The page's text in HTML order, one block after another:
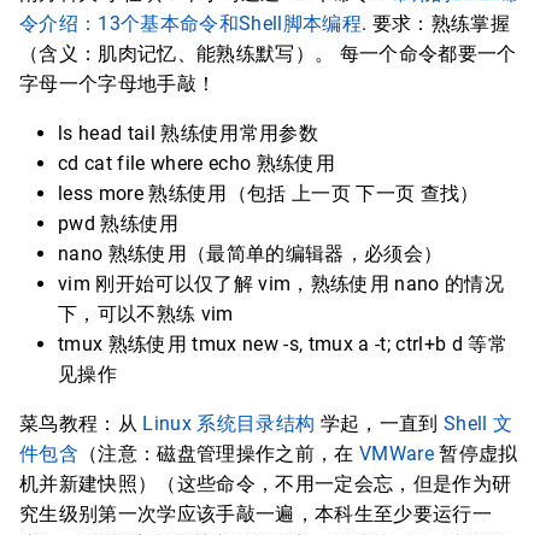
令介绍：13个基本命令和Shell脚本编程. 要求：熟练掌握
（含义：肌肉记忆、能熟练默写）。 每一个命令都要一个
字母一个字母地手敲！
ls head tail 熟练使用常用参数
cd cat file where echo 熟练使用
less more 熟练使用（包括 上一页 下一页 查找）
pwd 熟练使用
nano 熟练使用（最简单的编辑器，必须会）
vim 刚开始可以仅了解 vim，熟练使用 nano 的情况
下，可以不熟练 vim
tmux 熟练使用 tmux new -s, tmux a -t; ctrl+b d 等常
见操作
菜鸟教程：从 Linux 系统目录结构 学起，一直到 Shell 文
件包含 （注意：磁盘管理操作之前，在 VMWare暂停虚拟
机并新建快照）（这些命令，不用一定会忘，但是作为研
究生级别第一次学应该手敲一遍，本科生至少要运行一